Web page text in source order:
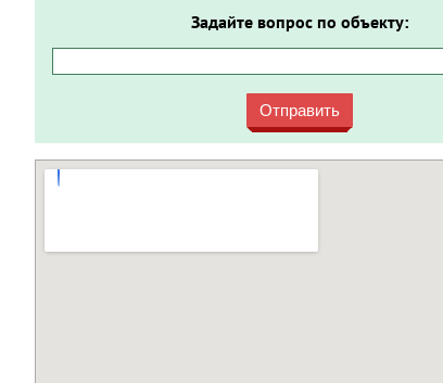
Задайте вопрос по объекту:
Отправить